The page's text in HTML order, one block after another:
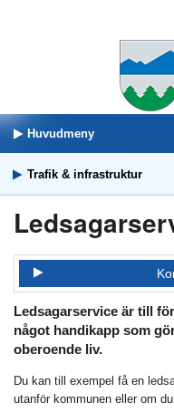
Huvudmeny
Trafik & infrastruktur
Ledsagarservice är till
något handikapp som
oberoende liv.
Du kan till exempel få en
utanför kommunen eller om